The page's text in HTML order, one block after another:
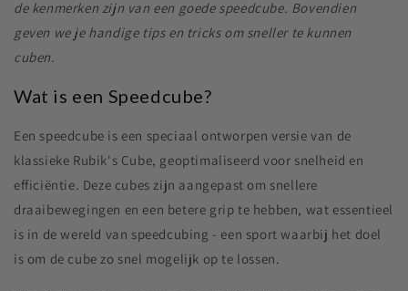
de kenmerken zijn van een goede speedcube. Bovendien
geven we je handige tips en tricks om sneller te kunnen
cuben.
Wat is een Speedcube?
Een speedcube is een speciaal ontworpen versie van de
klassieke Rubik's Cube, geoptimaliseerd voor snelheid en
efficiëntie. Deze cubes zijn aangepast om snellere
draaibewegingen en een betere grip te hebben, wat essentieel
is in de wereld van speedcubing - een sport waarbij het doel
is om de cube zo snel mogelijk op te lossen.